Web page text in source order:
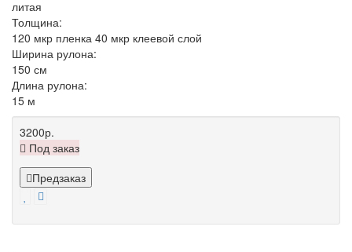
литая
Толщина:
120 мкр пленка 40 мкр клеевой слой
Ширина рулона:
150 см
Длина рулона:
15 м
3200р.
Под заказ
Предзаказ